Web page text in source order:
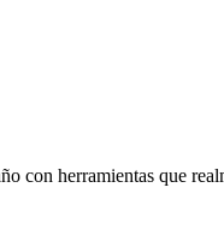
con herramientas que